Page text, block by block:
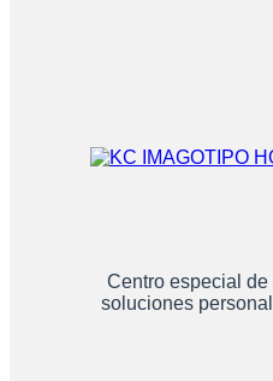
Centro especial
soluciones